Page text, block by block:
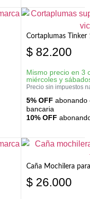
Cortaplumas
$ 82.200
Mismo precio en 3
miércoles y
Precio sin impuestos
5% OFF abonando
bancaria
10% OFF
Caña Mochilera
$ 26.000